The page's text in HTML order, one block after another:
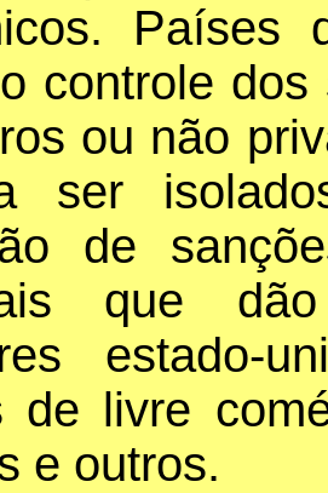
controle
ou não
ser
de
que
estado-
de livre
e outros.